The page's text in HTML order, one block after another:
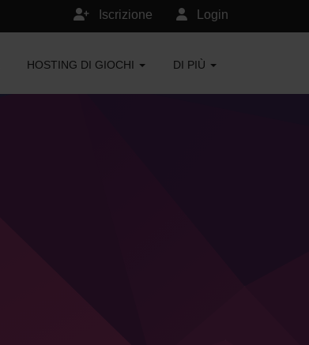
Login
Iscrizione
HOSTING DI GIOCHI DI PIÙ